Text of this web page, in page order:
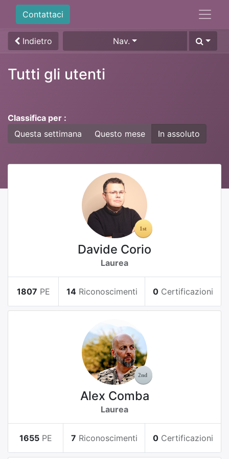
Contattaci
Indietro Nav.
Tutti gli utenti
Classifica per :
Questa settimana
Questo mese In assoluto
Davide Corio
Laurea
1807 PE 14 Riconoscimenti 0 Certificazioni
Alex Comba
Laurea
1655 PE 7 Riconoscimenti 0 Certificazioni